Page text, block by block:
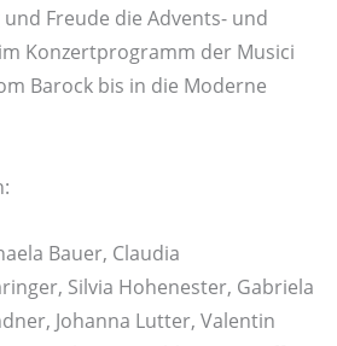
Freude die Advents- und
Konzertprogramm der Musici
Barock bis in die Moderne
Bauer, Claudia
Silvia Hohenester, Gabriela
Johanna Lutter, Valentin